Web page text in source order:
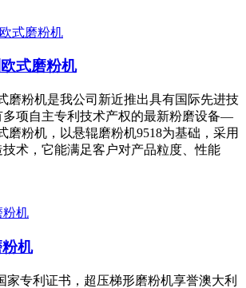
式磨粉机
磨粉机是我公司新近推出具有国际先进技
多项自主专利技术产权的最新粉磨设备—
磨粉机，以悬辊磨粉机9518为基础，采用
术，它能满足客户对产品粒度、性能
机
家专利证书，超压梯形磨粉机享誉澳大利